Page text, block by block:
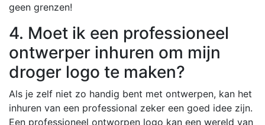
geen grenzen!
4. Moet ik een professioneel
ontwerper inhuren om mijn
droger logo te maken?
Als je zelf niet zo handig bent met ontwerpen, kan het
inhuren van een professional zeker een goed idee zijn.
Een professioneel ontworpen logo kan een wereld van